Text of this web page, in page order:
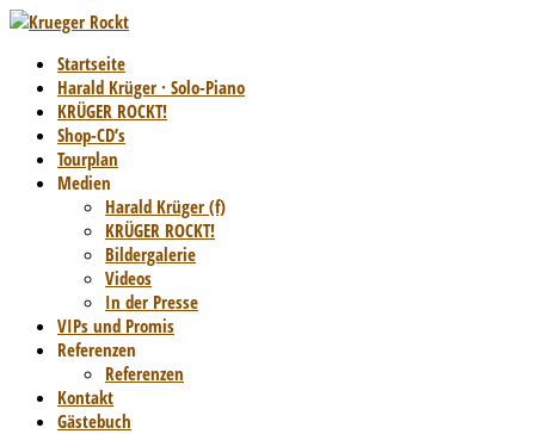
Startseite
Harald Krüger · Solo-Piano
KRÜGER ROCKT!
Shop-CD’s
Tourplan
Medien
Harald Krüger (f)
KRÜGER ROCKT!
Bildergalerie
Videos
In der Presse
VIPs und Promis
Referenzen
Referenzen
Kontakt
Gästebuch